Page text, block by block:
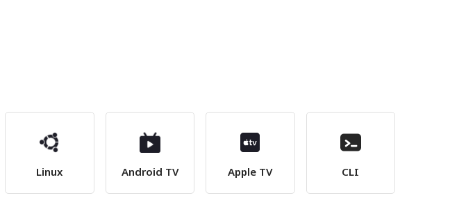
Linux Android TV Apple TV CLI